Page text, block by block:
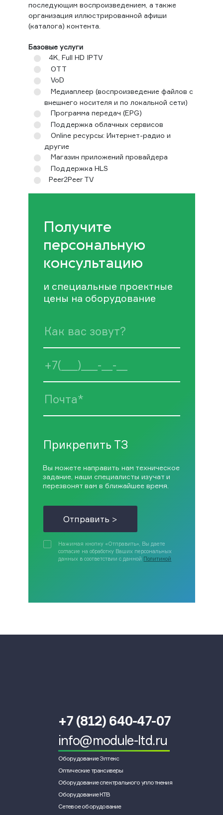
последующим воспроизведением, а также
организация иллюстрированной афиши
(каталога) контента.
Базовые услуги
4K, Full HD IPTV
OTT
VoD
Медиаплеер (воспроизведение файлов с
внешнего носителя и по локальной сети)
Программа передач (EPG)
Поддержка облачных сервисов
Online ресурсы: Интернет-радио и
другие
Магазин приложений провайдера
Поддержка HLS
Peer2Peer TV
Получите
персональную
консультацию
и специальные проектные
цены на оборудование
Прикрепить ТЗ
Вы можете направить нам техническое
задание, наши специалисты изучат и
перезвонят вам в ближайшее время.
Отправить >
Нажимая кнопку «Отправить», Вы даете
согласие на обработку Ваших персональных
данных в соответствии с данной Политикой
+7 (812) 640-47-07
info@module-ltd.ru
Оборудование Элтекс
Оптические трансиверы
Оборудование спектрального уплотнения
Оборудование КТВ
Сетевое оборудование